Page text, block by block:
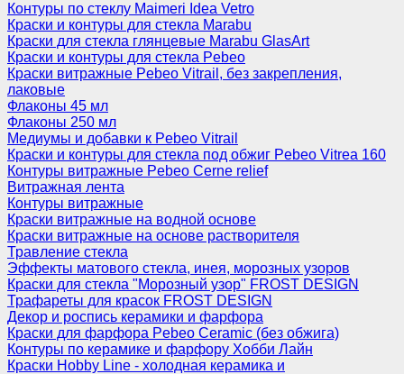
Контуры по стеклу Maimeri Idea Vetro
Краски и контуры для стекла Marabu
Краски для стекла глянцевые Marabu GlasArt
Краски и контуры для стекла Pebeo
Краски витражные Pebeo Vitrail, без закрепления,
лаковые
Флаконы 45 мл
Флаконы 250 мл
Медиумы и добавки к Pebeo Vitrail
Краски и контуры для стекла под обжиг Pebeo Vitrea 160
Контуры витражные Pebeo Cerne relief
Витражная лента
Контуры витражные
Краски витражные на водной основе
Краски витражные на основе растворителя
Травление стекла
Эффекты матового стекла, инея, морозных узоров
Краски для стекла "Морозный узор" FROST DESIGN
Трафареты для красок FROST DESIGN
Декор и роспись керамики и фарфора
Краски для фарфора Pebeo Ceramic (без обжига)
Контуры по керамике и фарфору Хобби Лайн
Краски Hobby Line - холодная керамика и